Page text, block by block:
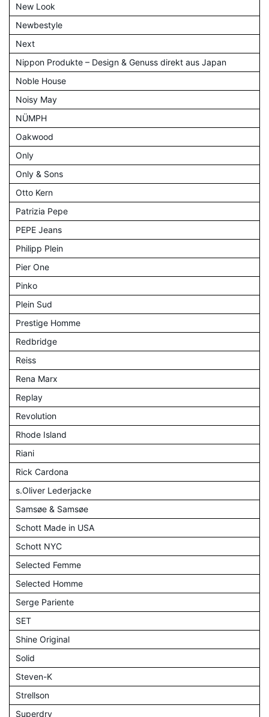
New Look
Newbestyle
Next
Nippon Produkte – Design & Genuss direkt aus Japan
Noble House
Noisy May
NÜMPH
Oakwood
Only
Only & Sons
Otto Kern
Patrizia Pepe
PEPE Jeans
Philipp Plein
Pier One
Pinko
Plein Sud
Prestige Homme
Redbridge
Reiss
Rena Marx
Replay
Revolution
Rhode Island
Riani
Rick Cardona
s.Oliver Lederjacke
Samsøe & Samsøe
Schott Made in USA
Schott NYC
Selected Femme
Selected Homme
Serge Pariente
SET
Shine Original
Solid
Steven-K
Strellson
Superdry